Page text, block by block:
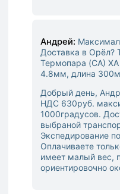
Андрей:
Доставка в Орёл?
Термопара (CA)
4.8мм, длина
Добрый день,
НДС 630руб.
1000градусов.
выбраной
Экспедирование
Оплачиваете
имеет малый вес,
ориентировочно